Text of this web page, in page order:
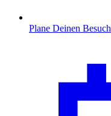
Plane Deinen Besuch